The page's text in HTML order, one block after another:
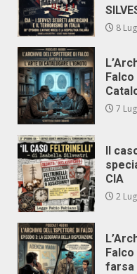
8
Falco
7
Il
CIA
2
Falco
farsa